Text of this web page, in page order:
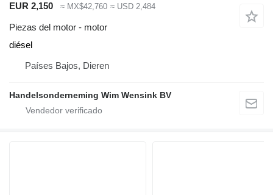
EUR 2,150 ≈ MX$42,760 ≈ USD 2,484
Piezas del motor - motor
diésel
Países Bajos, Dieren
Handelsonderneming Wim Wensink BV